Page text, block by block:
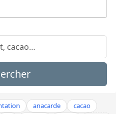
anacarde
cacao